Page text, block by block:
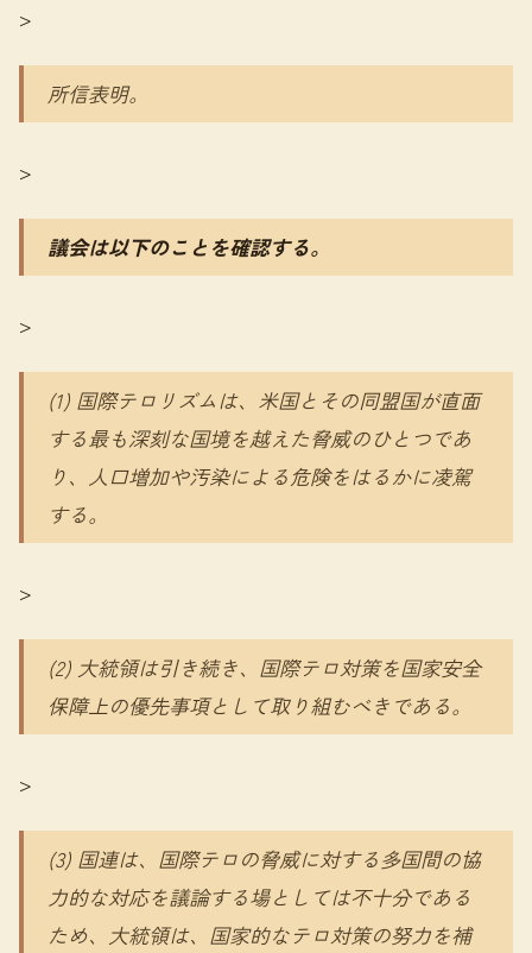
>
所信表明。
>
議会は以下のことを確認する。
>
(1) 国際テロリズムは、米国とその同盟国が直面
する最も深刻な国境を越えた脅威のひとつであ
り、人口増加や汚染による危険をはるかに凌駕
する。
>
(2) 大統領は引き続き、国際テロ対策を国家安全
保障上の優先事項として取り組むべきである。
>
(3) 国連は、国際テロの脅威に対する多国間の協
力的な対応を議論する場としては不十分である
ため、大統領は、国家的なテロ対策の努力を補